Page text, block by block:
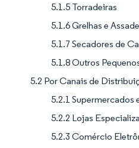
5.1.5 Torradeiras
5.1.6 Grelhas e
5.1.7 Secadores de
5.1.8 Outros
5.2 Por Canais de
5.2.1 Supermercados
5.2.2 Lojas
5.2.3 Comércio